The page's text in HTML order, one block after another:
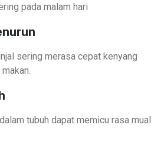
pada malam hari
sering merasa cepat kenyang
tubuh dapat memicu rasa mual